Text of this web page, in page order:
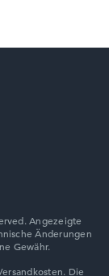
Angezeigte
Änderungen
Gewähr.